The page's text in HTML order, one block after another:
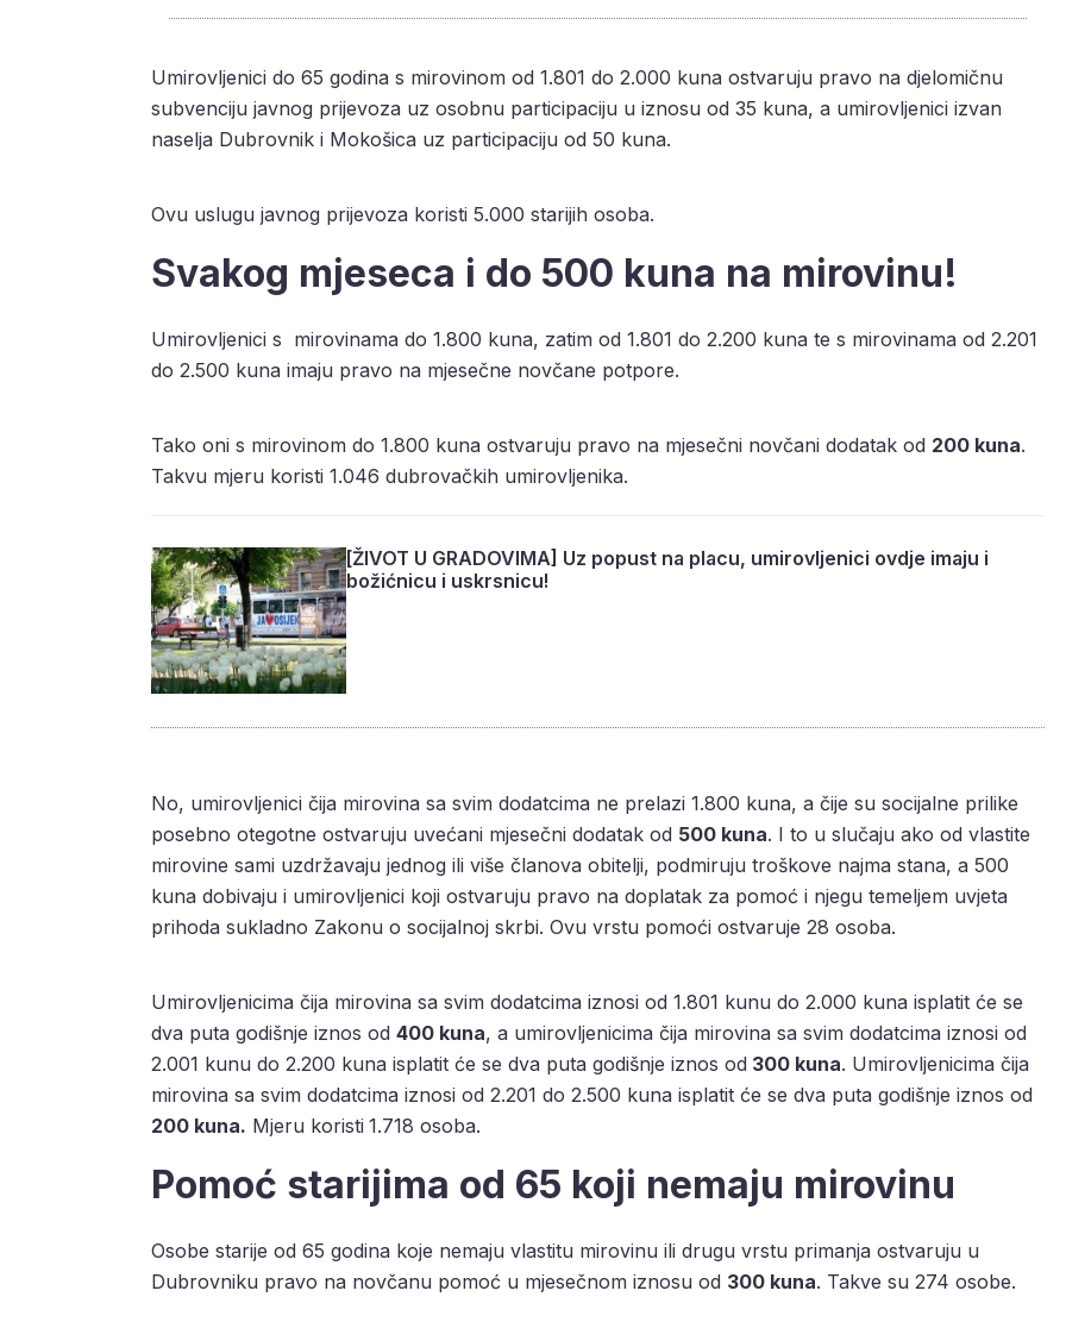
Umirovljenici do 65 godina s mirovinom od 1.801 do 2.000 kuna ostvaruju pravo na djelomičnu
subvenciju javnog prijevoza uz osobnu participaciju u iznosu od 35 kuna, a umirovljenici izvan
naselja Dubrovnik i Mokošica uz participaciju od 50 kuna.
Ovu uslugu javnog prijevoza koristi 5.000 starijih osoba.
Svakog mjeseca i do 500 kuna na mirovinu!
Umirovljenici s mirovinama do 1.800 kuna, zatim od 1.801 do 2.200 kuna te s mirovinama od 2.201
do 2.500 kuna imaju pravo na mjesečne novčane potpore.
Tako oni s mirovinom do 1.800 kuna ostvaruju pravo na mjesečni novčani dodatak od 200 kuna.
Takvu mjeru koristi 1.046 dubrovačkih umirovljenika.
[ŽIVOT U GRADOVIMA] Uz popust na placu, umirovljenici ovdje imaju i
božićnicu i uskrsnicu!
No, umirovljenici čija mirovina sa svim dodatcima ne prelazi 1.800 kuna, a čije su socijalne prilike
posebno otegotne ostvaruju uvećani mjesečni dodatak od 500 kuna. I to u slučaju ako od vlastite
mirovine sami uzdržavaju jednog ili više članova obitelji, podmiruju troškove najma stana, a 500
kuna dobivaju i umirovljenici koji ostvaruju pravo na doplatak za pomoć i njegu temeljem uvjeta
prihoda sukladno Zakonu o socijalnoj skrbi. Ovu vrstu pomoći ostvaruje 28 osoba.
Umirovljenicima čija mirovina sa svim dodatcima iznosi od 1.801 kunu do 2.000 kuna isplatit će se
dva puta godišnje iznos od 400 kuna, a umirovljenicima čija mirovina sa svim dodatcima iznosi od
2.001 kunu do 2.200 kuna isplatit će se dva puta godišnje iznos od 300 kuna. Umirovljenicima čija
mirovina sa svim dodatcima iznosi od 2.201 do 2.500 kuna isplatit će se dva puta godišnje iznos od
200 kuna. Mjeru koristi 1.718 osoba.
Pomoć starijima od 65 koji nemaju mirovinu
Osobe starije od 65 godina koje nemaju vlastitu mirovinu ili drugu vrstu primanja ostvaruju u
Dubrovniku pravo na novčanu pomoć u mjesečnom iznosu od 300 kuna. Takve su 274 osobe.